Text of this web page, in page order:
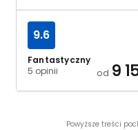
Fantastyczny
5 opinii
9.6
od 9
Powyższe treści